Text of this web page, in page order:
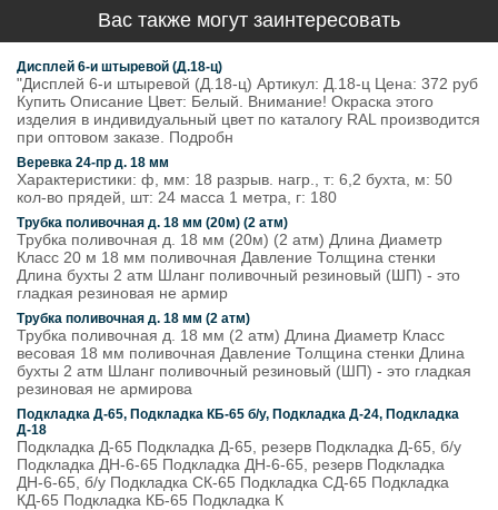
Вас также могут заинтересовать
Дисплей 6-и штыревой (Д.18-ц)
"Дисплей 6-и штыревой (Д.18-ц) Артикул: Д.18-ц Цена: 372 руб
Купить Описание Цвет: Белый. Внимание! Окраска этого
изделия в индивидуальный цвет по каталогу RAL производится
при оптовом заказе. Подробн
Веревка 24-пр д. 18 мм
Характеристики: ф, мм: 18 разрыв. нагр., т: 6,2 бухта, м: 50
кол-во прядей, шт: 24 масса 1 метра, г: 180
Трубка поливочная д. 18 мм (20м) (2 атм)
Трубка поливочная д. 18 мм (20м) (2 атм) Длина Диаметр
Класс 20 м 18 мм поливочная Давление Толщина стенки
Длина бухты 2 атм Шланг поливочный резиновый (ШП) - это
гладкая резиновая не армир
Трубка поливочная д. 18 мм (2 атм)
Трубка поливочная д. 18 мм (2 атм) Длина Диаметр Класс
весовая 18 мм поливочная Давление Толщина стенки Длина
бухты 2 атм Шланг поливочный резиновый (ШП) - это гладкая
резиновая не армирова
Подкладка Д-65, Подкладка КБ-65 б/у, Подкладка Д-24, Подкладка
Д-18
Подкладка Д-65 Подкладка Д-65, резерв Подкладка Д-65, б/у
Подкладка ДН-6-65 Подкладка ДН-6-65, резерв Подкладка
ДН-6-65, б/у Подкладка СК-65 Подкладка СД-65 Подкладка
КД-65 Подкладка КБ-65 Подкладка К